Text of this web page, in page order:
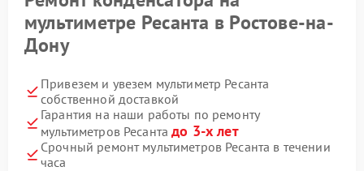
мультиметре Ресанта в Ростове-на-
Дону
Привезем и увезем мультиметр Ресанта
собственной доставкой
Гарантия на наши работы по ремонту
мультиметров Ресантадо 3-х лет
Срочный ремонт мультиметров Ресанта в течении
часа